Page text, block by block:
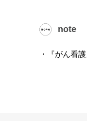
note
・『がん看